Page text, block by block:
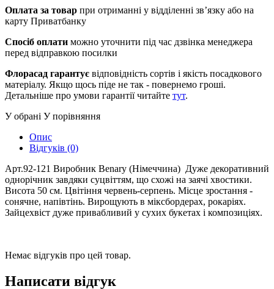
Оплата за товар при отриманні у відділенні зв’язку або на
карту Приватбанку
Спосіб оплати можно уточнити під час дзвінка менеджера
перед відправкою посилки
Флорасад гарантує відповідність сортів і якість посадкового
матеріалу. Якщо щось піде не так - повернемо гроші.
Детальніше про умови гарантії читайте тут.
У обрані У порівняння
Опис
Відгуків (0)
Арт.92-121 Виробник Benary (Німеччина) Дуже декоративний
однорічник завдяки суцвіттям, що схожі на заячі хвостики.
Висота 50 см. Цвітіння червень-серпень. Місце зростання -
сонячне, напівтінь. Вирощують в міксбордерах, рокаріях.
Зайцехвіст дуже привабливий у сухих букетах і композиціях.
Немає відгуків про цей товар.
Написати відгук